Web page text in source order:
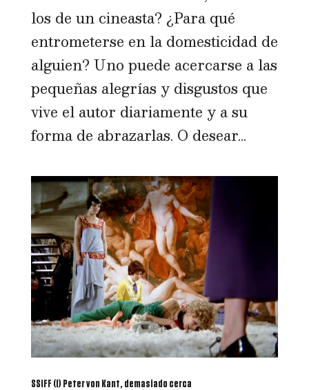
los de un cineasta? ¿Para qué
entrometerse en la domesticidad de
alguien? Uno puede acercarse a las
pequeñas alegrías y disgustos que
vive el autor diariamente y a su
forma de abrazarlas. O desear...
SSIFF (I) Peter von Kant, demasiado cerca